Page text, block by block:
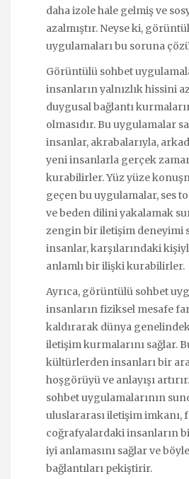
daha izole hale gelmiş ve
azalmıştır. Neyse ki,
uygulamaları bu soruna
Görüntülü sohbet
insanların yalnızlık hissini
duygusal bağlantı
olmasıdır. Bu uygulamalar
insanlar, akrabalarıyla,
yeni insanlarla gerçek
kurabilirler. Yüz yüze
geçen bu uygulamalar, ses
ve beden dilini yakalamak
zengin bir iletişim deneyimi
insanlar, karşılarındaki
anlamlı bir ilişki kurabilirler.
Ayrıca, görüntülü sohbet
insanların fiziksel mesafe
kaldırarak dünya
iletişim kurmalarını sağlar.
kültürlerden insanları bir
hoşgörüyü ve anlayışı
sohbet uygulamalarının
uluslararası iletişim imkanı,
coğrafyalardaki insanların
iyi anlamasını sağlar ve
bağlantıları pekiştirir.